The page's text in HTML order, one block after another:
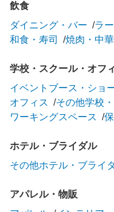
飲食
ダイニング・バー
ラ
和食・寿司
焼肉・中
学校・スクール・オフ
イベントブース・ショ
オフィス
その他学校
ワーキングスペース
ホテル・ブライダル
その他ホテル・ブライ
アパレル・物販